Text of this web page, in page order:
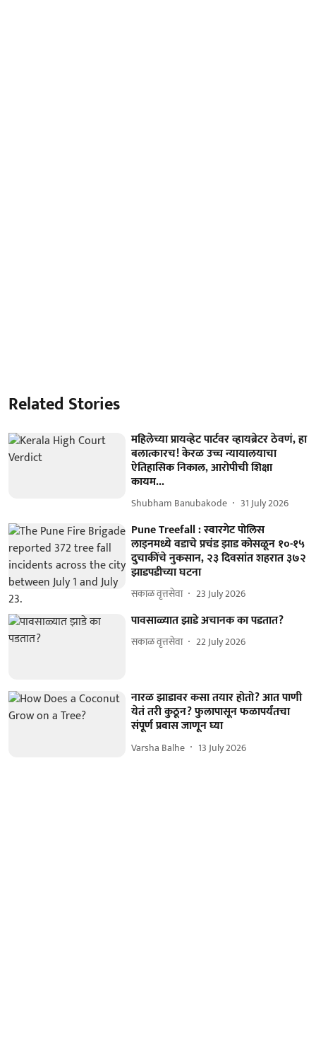
Related Stories
महिलेच्या प्रायव्हेट पार्टवर व्हायब्रेटर ठेवणं, हा
बलात्कारच! केरळ उच्च न्यायालयाचा
ऐतिहासिक निकाल, आरोपीची शिक्षा
कायम...
Shubham Banubakode 31 July 2026
Pune Treefall : स्वारगेट पोलिस
लाइनमध्ये वडाचे प्रचंड झाड कोसळून १०-१५
दुचाकींचे नुकसान, २३ दिवसांत शहरात ३७२
झाडपडीच्या घटना
सकाळ वृत्तसेवा 23 July 2026
पावसाळ्यात झाडे अचानक का पडतात?
सकाळ वृत्तसेवा 22 July 2026
नारळ झाडावर कसा तयार होतो? आत पाणी
येतं तरी कुठून? फुलापासून फळापर्यंतचा
संपूर्ण प्रवास जाणून घ्या
Varsha Balhe 13 July 2026